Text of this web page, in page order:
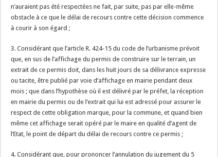
n’auraient pas été respectées ne fait, par suite, pas par elle-même
obstacle à ce que le délai de recours contre cette décision commence
à courir à son égard ;
3. Considérant que l’article R. 424-15 du code de l’urbanisme prévoit
que, en sus de l’affichage du permis de construire sur le terrain, un
extrait de ce permis doit, dans les huit jours de sa délivrance expresse
ou tacite, être publié par voie d’affichage en mairie pendant deux
mois ; que dans l’hypothèse où il est délivré par le préfet, la réception
en mairie du permis ou de l’extrait qui lui est adressé pour assurer le
respect de cette obligation marque, pour la commune, et quand bien
même cet affichage serait opéré par le maire en qualité d’agent de
l’Etat, le point de départ du délai de recours contre ce permis ;
4. Considérant que, pour prononcer l’annulation du jugement du 5